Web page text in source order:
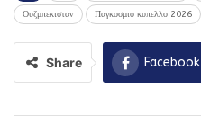
Ουζμπεκισταν Παγκοσμιο κυπελλο 2026
Share Facebook